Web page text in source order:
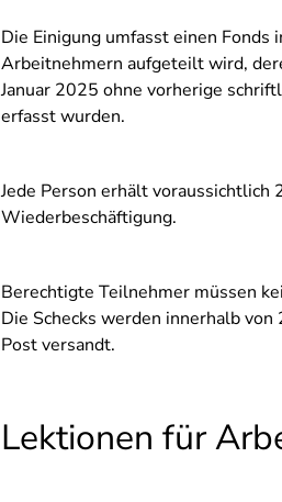
Die Einigung umfasst einen
Arbeitnehmern aufgeteilt wird,
Januar 2025 ohne vorherige
erfasst wurden.
Jede Person erhält
Wiederbeschäftigung.
Berechtigte Teilnehmer müssen
Die Schecks werden innerhalb
Post versandt.
Lektionen für